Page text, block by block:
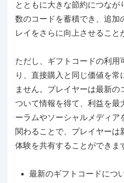
とともに大きな節約につなが
数のコードを蓄積でき、追加
レイをさらに向上させること
ただし、ギフトコードの利用
り、直接購入と同じ価値を常
ません。プレイヤーは最新の
ついて情報を得て、利益を最
ーラムやソーシャルメディア
関わることで、プレイヤーは
体験を共有することができま
最新のギフトコードにつ